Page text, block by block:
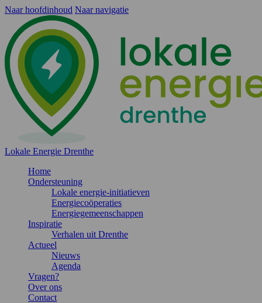
Naar hoofdinhoud Naar navigatie
Lokale Energie Drenthe
Home
Ondersteuning
Lokale energie-initiatieven
Energiecoöperaties
Energiegemeenschappen
Inspiratie
Verhalen uit Drenthe
Actueel
Nieuws
Agenda
Vragen?
Over ons
Contact